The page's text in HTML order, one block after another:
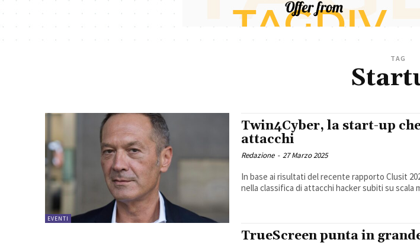
TAG
EVENTI
Twin4Cyber, la start-up
attacchi
Redazione - 27 Marzo 2025
In base ai risultati del recente rapporto Clusit
nella classifica di attacchi hacker subiti su scala
TrueScreen punta in